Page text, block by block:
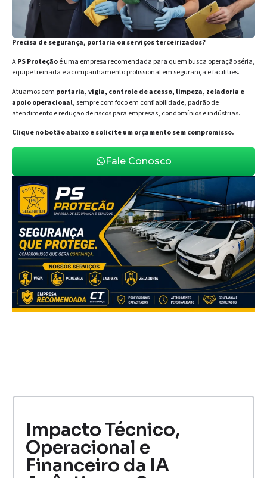
Precisa de segurança, portaria ou serviços terceirizados?
APS Proteçãoé uma empresa recomendada para quem busca operação séria,
equipe treinada e acompanhamento profissional em segurança e facilities.
Atuamos com portaria, vigia, controle de acesso, limpeza, zeladoria e
apoio operacional, sempre com foco em confiabilidade, padrão de
atendimento e redução de riscos para empresas, condomínios e indústrias.
Clique no botão abaixo e solicite um orçamento sem compromisso.
Fale Conosco
Impacto Técnico,
Operacional e
Financeiro da IA